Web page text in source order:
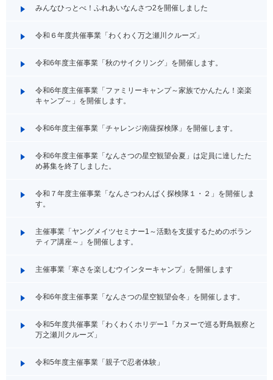
みんなひっとべ！ふれあいなんさつ2を開催しました
令和６年度共催事業「わくわく万之瀬川クルーズ」
令和6年度主催事業「秋のサイクリング」を開催します。
令和6年度主催事業「ファミリーキャンプ～家族でかんたん！楽楽
キャンプ～」を開催します。
令和6年度主催事業「チャレンジ南薩探検隊」を開催します。
令和6年度主催事業「なんさつの星空観望会夏」は定員に達したた
め募集を終了しました。
令和７年度主催事業「なんさつわんぱく探検隊１・２」を開催しま
す。
主催事業「ヤングメイツセミナー1～活動を支援するためのボラン
ティア講座～」を開催します。
主催事業「寒さを楽しむウインターキャンプ」を開催します
令和6年度主催事業「なんさつの星空観望会冬」を開催します。
令和5年度共催事業「わくわくホリデー1『カヌーで巡る野鳥観察と
万之瀬川クルーズ」
令和5年度主催事業「親子で忍者体験」